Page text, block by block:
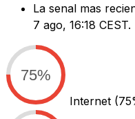
La senal mas
7 ago, 16:18 CEST.
75%
Internet